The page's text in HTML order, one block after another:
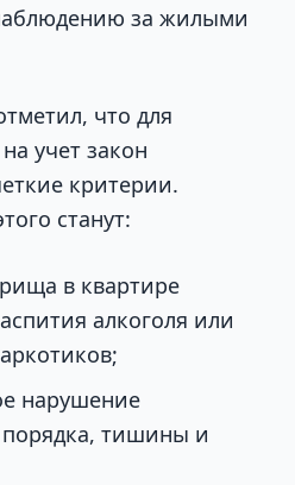
за жилыми
что для
учет закон
критерии.
станут:
в квартире
алкоголя или
нарушение
тишины и